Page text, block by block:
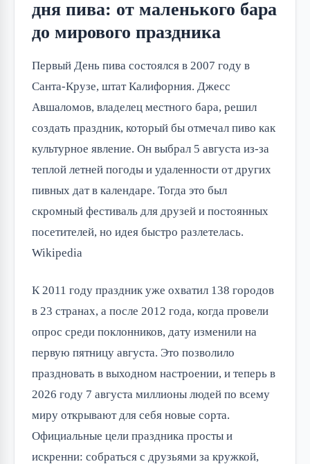
дня пива: от маленького бара
до мирового праздника
Первый День пива состоялся в 2007 году в
Санта-Крузе, штат Калифорния. Джесс
Авшаломов, владелец местного бара, решил
создать праздник, который бы отмечал пиво как
культурное явление. Он выбрал 5 августа из-за
теплой летней погоды и удаленности от других
пивных дат в календаре. Тогда это был
скромный фестиваль для друзей и постоянных
посетителей, но идея быстро разлетелась.
Wikipedia
К 2011 году праздник уже охватил 138 городов
в 23 странах, а после 2012 года, когда провели
опрос среди поклонников, дату изменили на
первую пятницу августа. Это позволило
праздновать в выходном настроении, и теперь в
2026 году 7 августа миллионы людей по всему
миру открывают для себя новые сорта.
Официальные цели праздника просты и
искренни: собраться с друзьями за кружкой,